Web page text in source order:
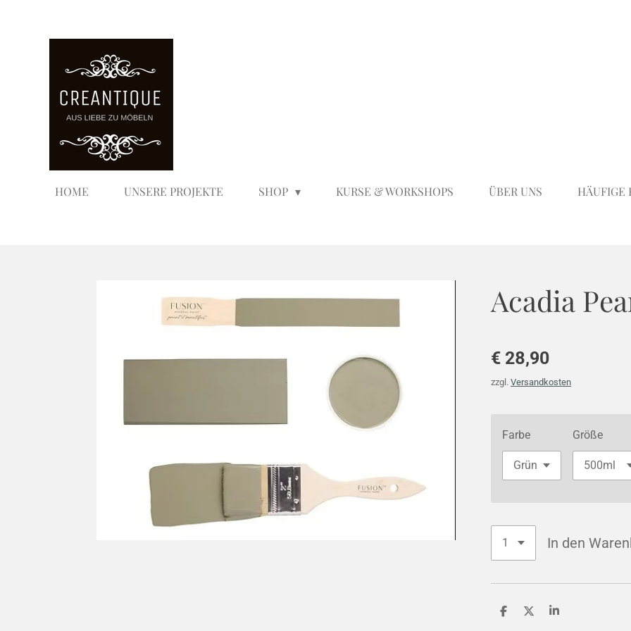
HOME UNSERE PROJEKTE SHOP KURSE & WORKSHOPS ÜBER UNS HÄUFIGE
Acadia
€ 28,90
zzgl. Versandkosten
Farbe Größe
In den
T
T
T